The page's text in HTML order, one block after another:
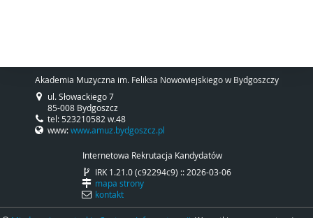
Akademia Muzyczna im. Feliksa Nowowiejskiego w Bydgoszczy
ul. Słowackiego 7
85-008 Bydgoszcz
tel: 523210582 w.48
www:www.amuz.bydgoszcz.pl
Internetowa Rekrutacja Kandydatów
IRK 1.21.0 (c92294c9) :: 2026-03-06
mapa strony
kontakt